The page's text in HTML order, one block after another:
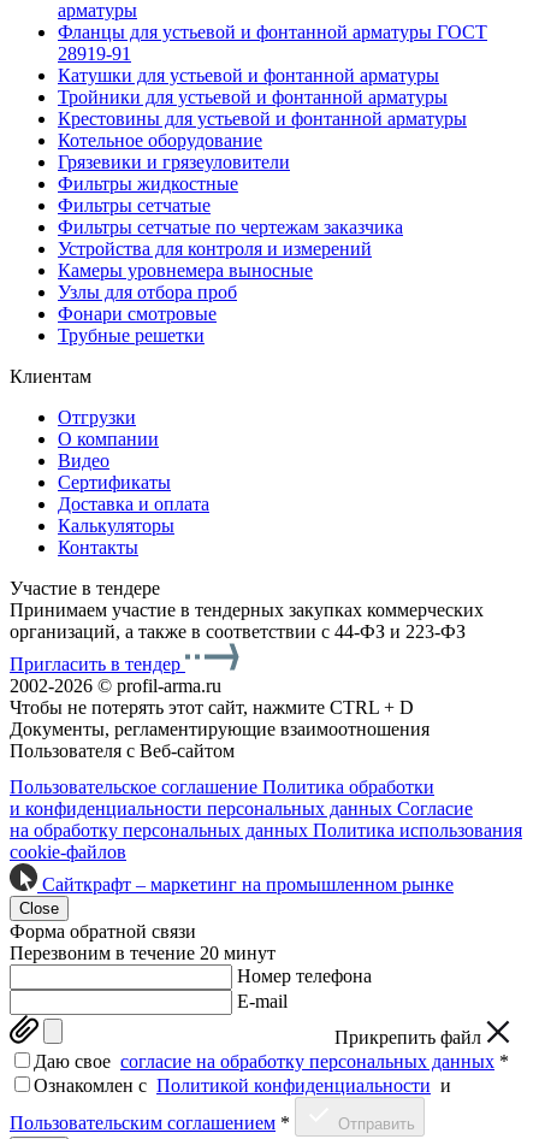
арматуры
Фланцы для устьевой и фонтанной арматуры ГОСТ
28919-91
Катушки для устьевой и фонтанной арматуры
Тройники для устьевой и фонтанной арматуры
Крестовины для устьевой и фонтанной арматуры
Котельное оборудование
Грязевики и грязеуловители
Фильтры жидкостные
Фильтры сетчатые
Фильтры сетчатые по чертежам заказчика
Устройства для контроля и измерений
Камеры уровнемера выносные
Узлы для отбора проб
Фонари смотровые
Трубные решетки
Клиентам
Отгрузки
О компании
Видео
Сертификаты
Доставка и оплата
Калькуляторы
Контакты
Участие в тендере
Принимаем участие в тендерных закупках коммерческих
организаций, а также в соответствии с 44-ФЗ и 223-ФЗ
Пригласить в тендер
2002-2026 © profil-arma.ru
Чтобы не потерять этот сайт, нажмите CTRL + D
Документы, регламентирующие взаимоотношения
Пользователя с Веб-сайтом
Пользовательское соглашение Политика обработки
и конфиденциальности персональных данных Согласие
на обработку персональных данных Политика использования
cookie-файлов
Сайткрафт – маркетинг на промышленном рынке
Close
Форма обратной связи
Перезвоним в течение 20 минут
Номер телефона
E-mail
Прикрепить файл
Даю свое согласие на обработку персональных данных *
Ознакомлен c Политикой конфиденциальности и
Пользовательским соглашением *
Отправить